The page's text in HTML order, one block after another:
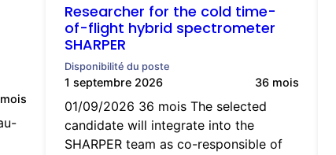
Researcher for the cold time-
of-flight hybrid spectrometer
SHARPER
Disponibilité du poste
1 septembre 2026 36 mois
01/09/2026 36 mois The selected
candidate will integrate into the
SHARPER team as co-responsible of